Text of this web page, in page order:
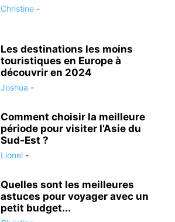
Christine -
Les destinations les moins
touristiques en Europe à
découvrir en 2024
Joshua -
Comment choisir la meilleure
période pour visiter l’Asie du
Sud-Est ?
Lionel -
Quelles sont les meilleures
astuces pour voyager avec un
petit budget...